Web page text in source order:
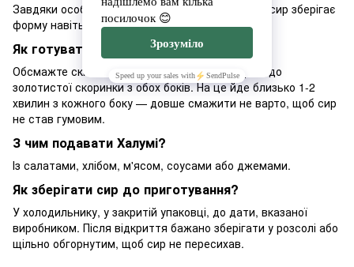
Завдяки особливій технології виробництва цей сир зберігає
форму навіть при високій температурі.
Як готувати сир Халумі?
Обсмажте скибочки на сухій пательні або грилі до
золотистої скоринки з обох боків. На це йде близько 1-2
хвилин з кожного боку — довше смажити не варто, щоб сир
не став гумовим.
З чим подавати Халумі?
Із салатами, хлібом, м'ясом, соусами або джемами.
Як зберігати сир до приготування?
У холодильнику, у закритій упаковці, до дати, вказаної
виробником. Після відкриття бажано зберігати у розсолі або
щільно обгорнутим, щоб сир не пересихав.